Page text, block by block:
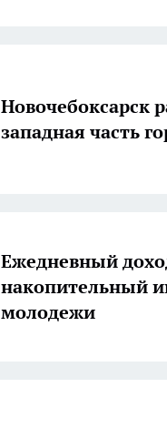
Новочебоксарск
западная часть
Ежедневный
накопительный
молодежи